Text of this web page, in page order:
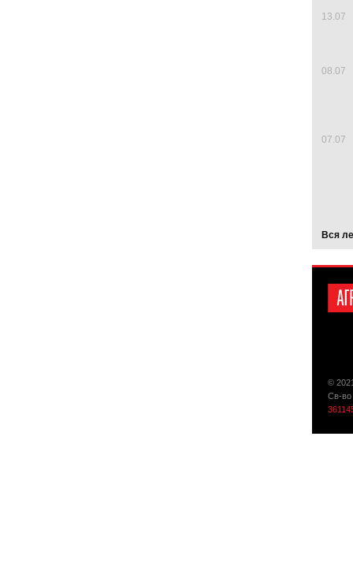
13.07
08.07
07.07
Вся
©
Св-во